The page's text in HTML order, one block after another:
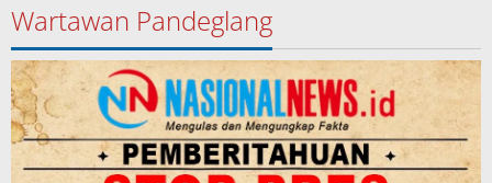
Wartawan Pandeglang